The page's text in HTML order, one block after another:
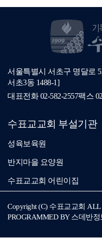
서울특별시 서초구 명달로
서초3동 1488-1]
대표전화02-582-2557팩스
수표교교회 부설기관
성육보육원
반지마을 요양원
수표교교회 어린이집
Copyright (C) 수표교교회 ALL
PROGRAMMED BY스데반정